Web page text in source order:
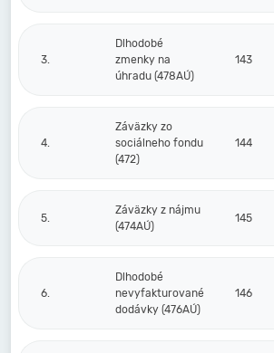
3.
Dlhodobé
zmenky na
úhradu (478AÚ)
143
4.
Záväzky zo
sociálneho fondu
(472)
144
5.
Záväzky z nájmu
(474AÚ)
145
6.
Dlhodobé
nevyfakturované
dodávky (476AÚ)
146